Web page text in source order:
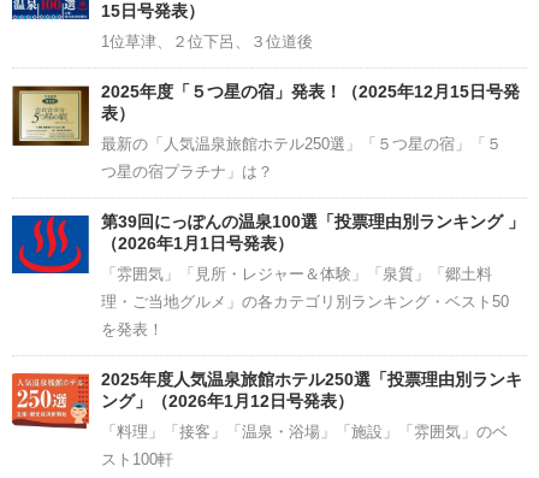
15日号発表）
1位草津、２位下呂、３位道後
2025年度「５つ星の宿」発表！（2025年12月15日号発
表）
最新の「人気温泉旅館ホテル250選」「５つ星の宿」「５
つ星の宿プラチナ」は？
第39回にっぽんの温泉100選「投票理由別ランキング 」
（2026年1月1日号発表）
「雰囲気」「見所・レジャー＆体験」「泉質」「郷土料
理・ご当地グルメ」の各カテゴリ別ランキング・ベスト50
を発表！
2025年度人気温泉旅館ホテル250選「投票理由別ランキ
ング」（2026年1月12日号発表）
「料理」「接客」「温泉・浴場」「施設」「雰囲気」のベ
スト100軒